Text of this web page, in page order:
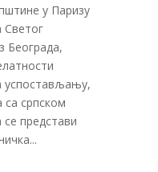
у Паризу
Светог
Београда,
успостављању,
са српском
представи